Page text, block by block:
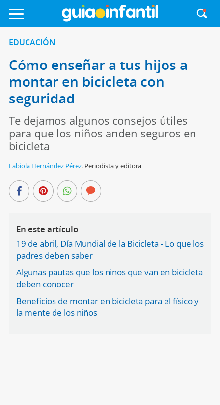
EDUCACIÓN
Cómo enseñar a tus hijos a
montar en bicicleta con
seguridad
Te dejamos algunos consejos útiles
para que los niños anden seguros en
bicicleta
Fabiola Hernández Pérez, Periodista y editora
En este artículo
19 de abril, Día Mundial de la Bicicleta - Lo que los
padres deben saber
Algunas pautas que los niños que van en bicicleta
deben conocer
Beneficios de montar en bicicleta para el físico y
la mente de los niños